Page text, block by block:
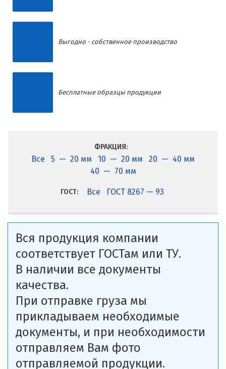
Выгодно - собственное производство
Бесплатные образцы продукции
ФРАКЦИЯ:
Все 5 — 20 мм 10 — 20 мм
20 — 40 мм
40 — 70 мм
ГОСТ: Все ГОСТ 8267 — 93
Вся продукция компании
соответствует ГОСТам или ТУ.
В наличии все документы
качества.
При отправке груза мы
прикладываем необходимые
документы, и при необходимости
отправляем Вам фото
отправляемой продукции.